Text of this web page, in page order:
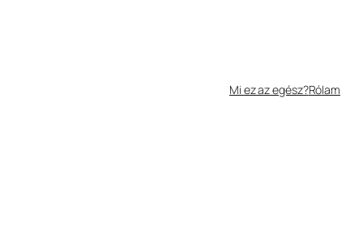
Mi ez az egész?Rólam